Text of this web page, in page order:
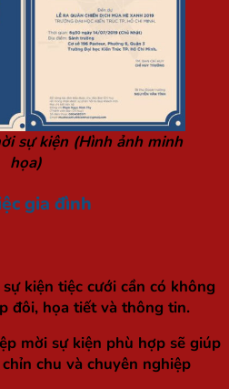
sự kiện (Hình ảnh minh
họa)
gia đình
kiện tiệc cưới cần có không
đôi, họa tiết và thông tin.
mời sự kiện phù hợp sẽ giúp
chu và chuyên nghiệp